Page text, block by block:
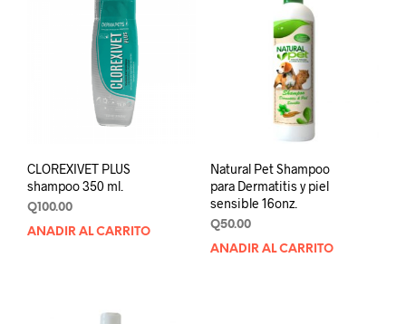
CLOREXIVET PLUS
shampoo 350 ml.
Q100.00
AÑADIR AL CARRITO
Natural Pet Shampoo
para Dermatitis y piel
sensible 16onz.
Q50.00
AÑADIR AL CARRITO